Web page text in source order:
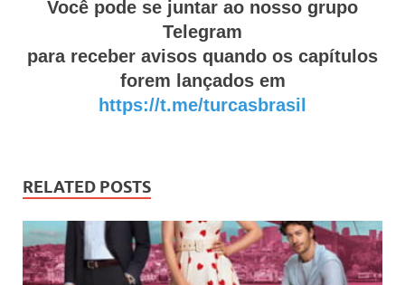
Você pode se juntar ao nosso grupo
Telegram
para receber avisos quando os capítulos
forem lançados em
https://t.me/turcasbrasil
RELATED POSTS